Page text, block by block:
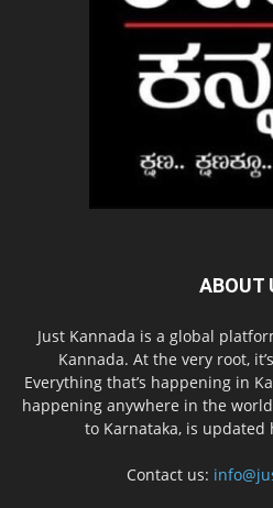
ABOUT
Just Kannada is a global
Kannada. At the very root,
Everything that’s happening in
happening anywhere in the
to Karnataka, is updated
Contact us: